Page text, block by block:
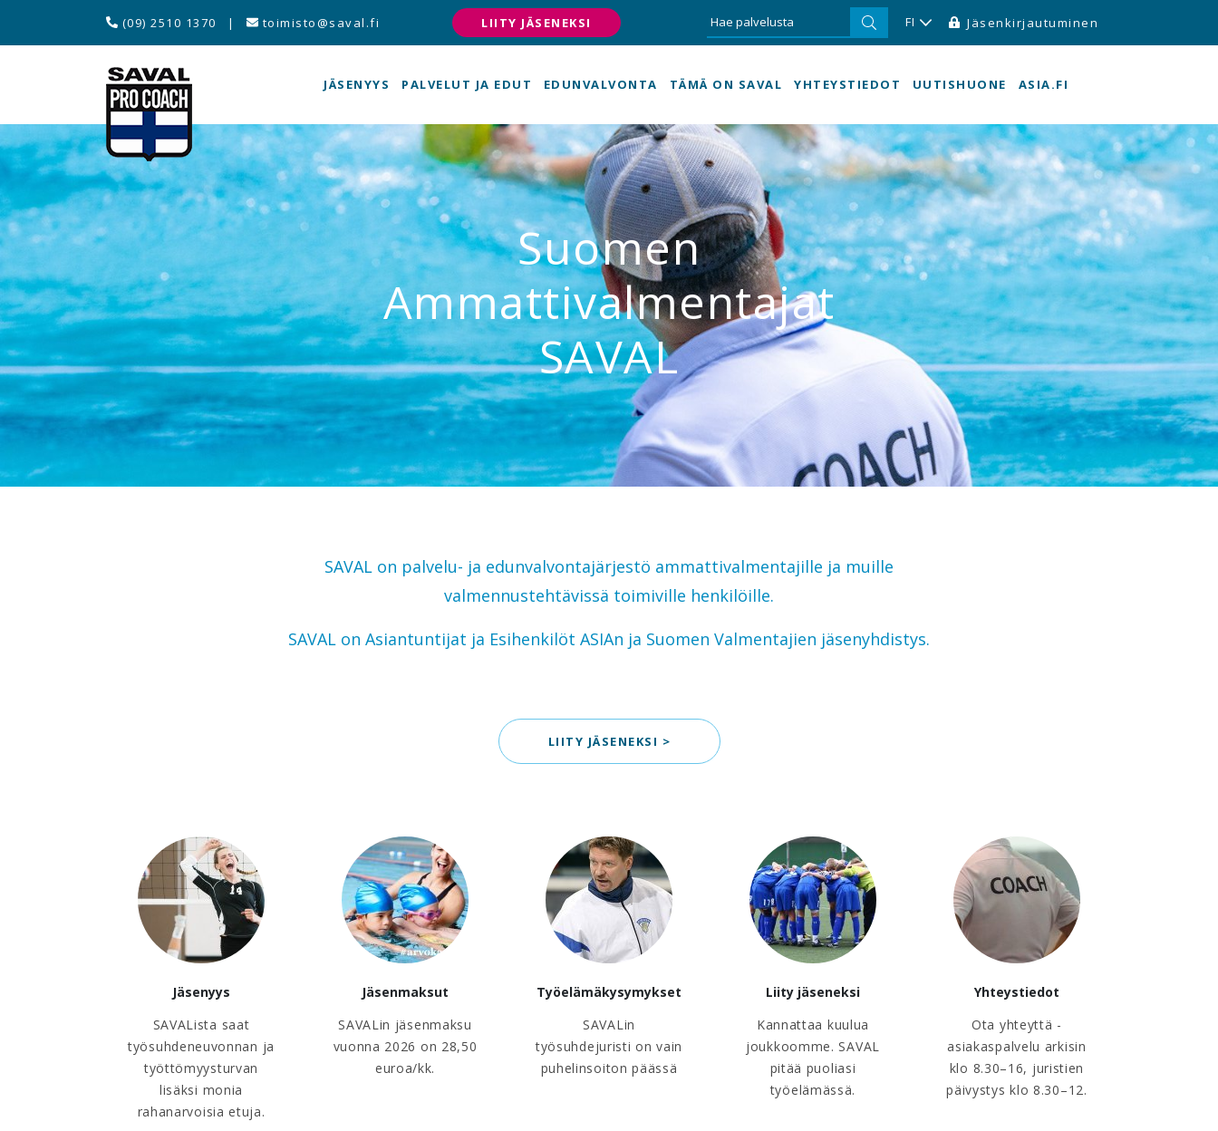
(09) 2510 1370 | toimisto@saval.fi LIITY JÄSENEKSI FI Jäsenkirjautuminen
JÄSENYYS PALVELUT JA EDUT EDUNVALVONTA TÄMÄ ON SAVAL YHTEYSTIEDOT UUTISHUONE ASIA.FI
Suomen
Ammattivalmentajat
SAVAL
SAVAL on palvelu- ja edunvalvontajärjestö ammattivalmentajille ja muille
valmennustehtävissä toimiville henkilöille.
SAVAL on Asiantuntijat ja Esihenkilöt ASIAn ja Suomen Valmentajien jäsenyhdistys.
LIITY JÄSENEKSI >
Jäsenyys
SAVALista saat
työsuhdeneuvonnan ja
työttömyysturvan
lisäksi monia
rahanarvoisia etuja.
Jäsenmaksut
SAVALin jäsenmaksu
vuonna 2026 on 28,50
euroa/kk.
Työelämäkysymykset
SAVALin
työsuhdejuristi on vain
puhelinsoiton päässä
Liity jäseneksi
Kannattaa kuulua
joukkoomme. SAVAL
pitää puoliasi
työelämässä.
Yhteystiedot
Ota yhteyttä -
asiakaspalvelu arkisin
klo 8.30–16, juristien
päivystys klo 8.30–12.